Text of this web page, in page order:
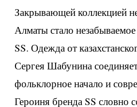
Закрывающей коллекцией
Алматы стало
SS. Одежда от
Сергея Шабунина
фольклорное начало и
Героиня бренда SS словно